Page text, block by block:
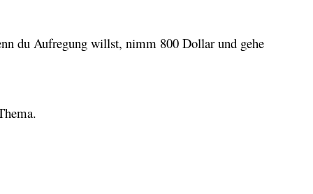
du Aufregung willst, nimm 800 Dollar und gehe